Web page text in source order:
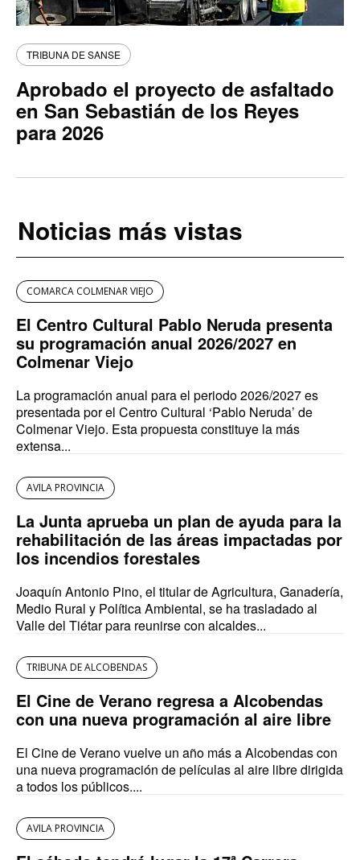
TRIBUNA DE SANSE
Aprobado el proyecto de asfaltado
en San Sebastián de los Reyes
para 2026
Noticias más vistas
COMARCA COLMENAR VIEJO
El Centro Cultural Pablo Neruda presenta
su programación anual 2026/2027 en
Colmenar Viejo
La programación anual para el periodo 2026/2027 es
presentada por el Centro Cultural ‘Pablo Neruda’ de
Colmenar Viejo. Esta propuesta constituye la más
extensa...
AVILA PROVINCIA
La Junta aprueba un plan de ayuda para la
rehabilitación de las áreas impactadas por
los incendios forestales
Joaquín Antonio Pino, el titular de Agricultura, Ganadería,
Medio Rural y Política Ambiental, se ha trasladado al
Valle del Tiétar para reunirse con alcaldes...
TRIBUNA DE ALCOBENDAS
El Cine de Verano regresa a Alcobendas
con una nueva programación al aire libre
El Cine de Verano vuelve un año más a Alcobendas con
una nueva programación de películas al aire libre dirigida
a todos los públicos....
AVILA PROVINCIA